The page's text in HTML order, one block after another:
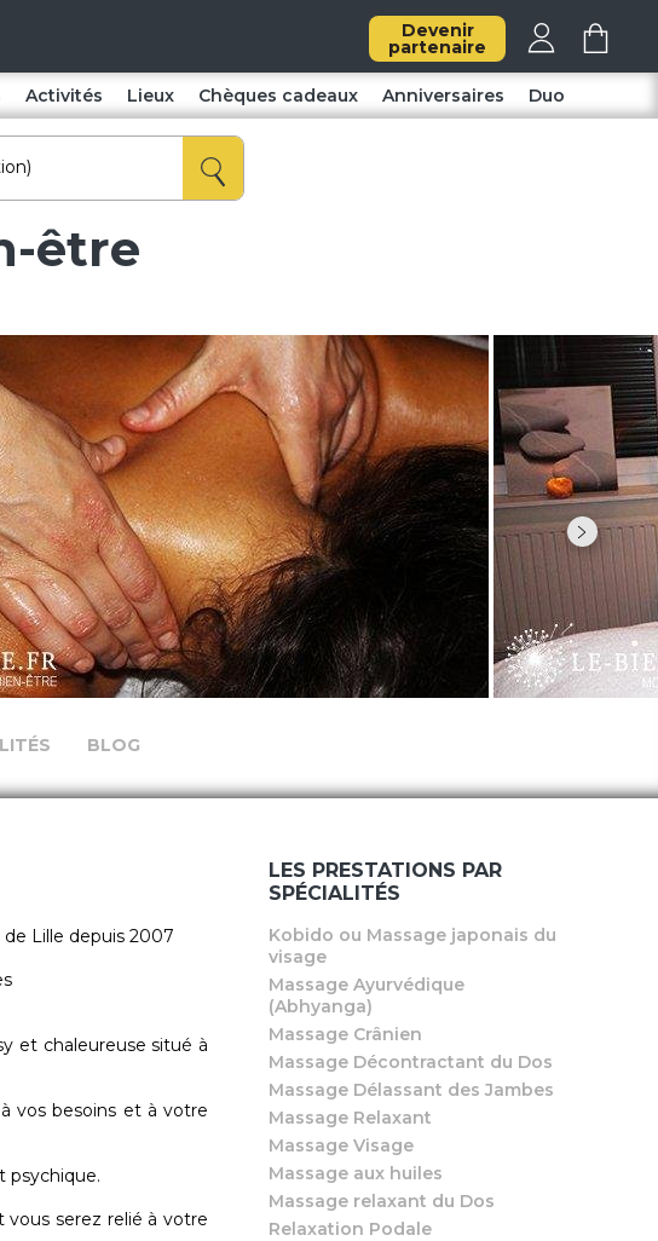
Devenir
partenaire
Activités Lieux Chèques cadeaux Anniversaires Duo
être
BLOG
Lille depuis 2007
et chaleureuse situé à
vos besoins et à votre
psychique.
vous serez relié à votre
LES PRESTATIONS PAR
SPÉCIALITÉS
Kobido ou Massage japonais du
visage
Massage Ayurvédique
(Abhyanga)
Massage Crânien
Massage Décontractant du Dos
Massage Délassant des Jambes
Massage Relaxant
Massage Visage
Massage aux huiles
Massage relaxant du Dos
Relaxation Podale